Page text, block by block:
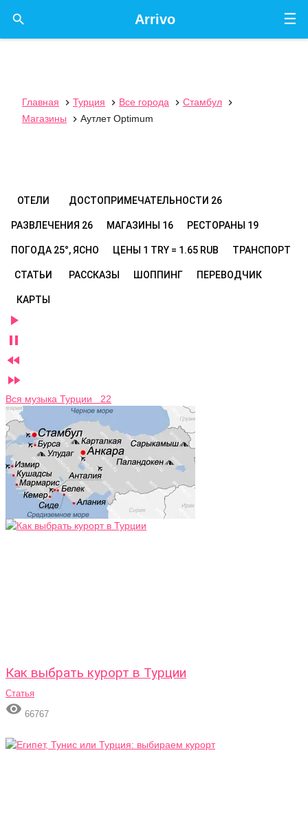
☰
Arrivo

Главная  Турция  Все города  Стамбул

Магазины
 Аутлет Optimum
ОТЕЛИ ДОСТОПРИМЕЧАТЕЛЬНОСТИ 26
РАЗВЛЕЧЕНИЯ 26 МАГАЗИНЫ 16 РЕСТОРАНЫ 19
ПОГОДА 25°, ЯСНО ЦЕНЫ 1 TRY = 1.65 RUB ТРАНСПОРТ
СТАТЬИ РАССКАЗЫ ШОППИНГ ПЕРЕВОДЧИК
КАРТЫ




Вся музыка Турции 22
Как выбрать курорт в Турции
Статья
 66767